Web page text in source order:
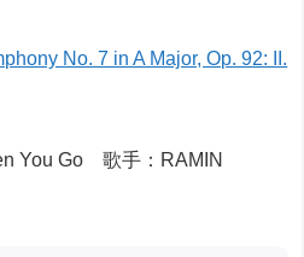
No. 7 in A Major, Op. 92: II.
You Go 歌手：RAMIN